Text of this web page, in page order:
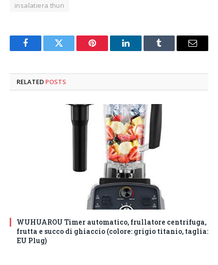
insalatiera thun
FacebookTwitter Pinterest LinkedInTumblr Email
RELATED POSTS
WUHUAROU Timer automatico, frullatore centrifuga,
frutta e succo di ghiaccio (colore: grigio titanio, taglia:
EU Plug)